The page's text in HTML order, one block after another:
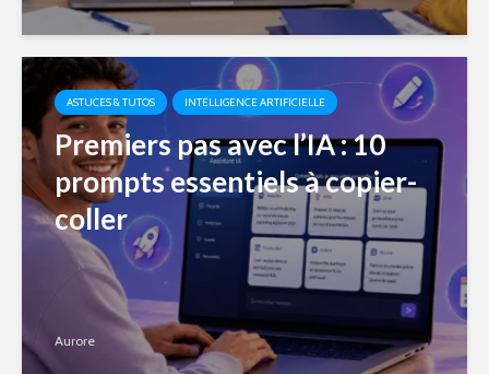
ASTUCES & TUTOS INTELLIGENCE ARTIFICIELLE
Premiers pas avec l’IA : 10
prompts essentiels à copier-
coller
Aurore